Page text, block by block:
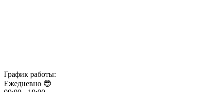
График работы:
Ежедневно 😎​​​​​​​